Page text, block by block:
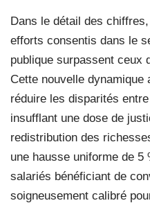
Dans le détail des
efforts consentis dans le
publique surpassent ceux
Cette nouvelle dynamique
réduire les disparités
insufflant une dose de
redistribution des
une hausse uniforme de 5
salariés bénéficiant de
soigneusement calibré